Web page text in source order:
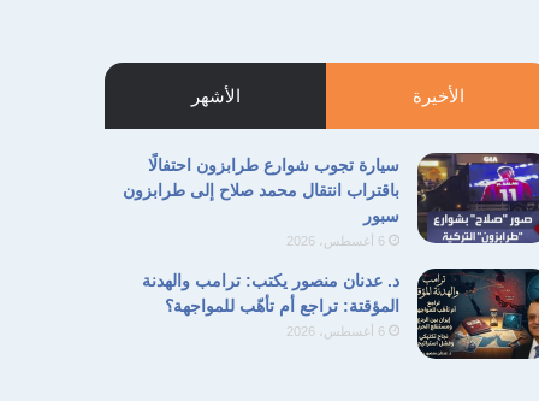
الأخيرة الأشهر
سيارة تجوب شوارع طرابزون احتفالًا
باقتراب انتقال محمد صلاح إلى طرابزون
سبور
6 أغسطس، 2026
د. عدنان منصور يكتب: ترامب والهدنة
المؤقتة: تراجع أم تأهّب للمواجهة؟
6 أغسطس، 2026